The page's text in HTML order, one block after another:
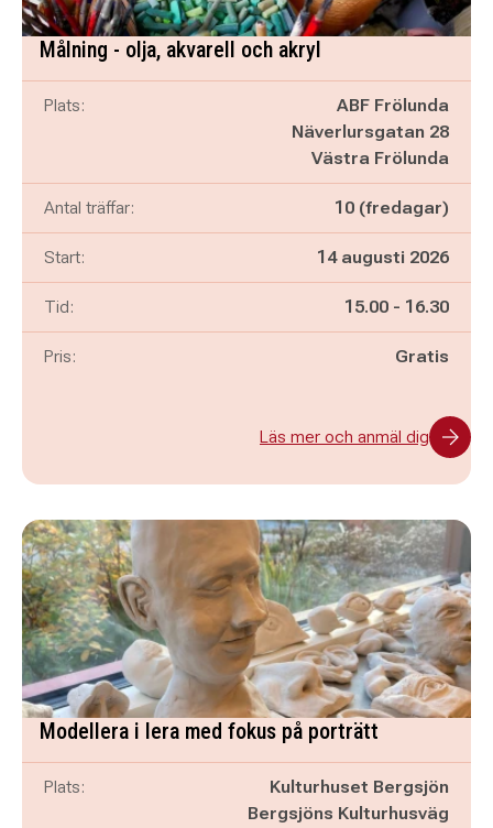
Målning - olja, akvarell och akryl
Plats:
ABF Frölunda
Näverlursgatan 28
Västra Frölunda
Antal träffar: 10 (fredagar)
Start: 14 augusti 2026
Tid: Pågår mellan
15.00 - och
16.30
Pris: Gratis
Läs mer och anmäl dig
Modellera i lera med fokus på porträtt
Plats:
Kulturhuset Bergsjön
Bergsjöns Kulturhusväg